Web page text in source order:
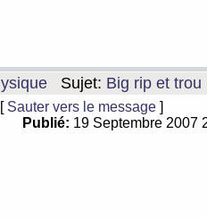
Sujet: Big rip et trou
[ Sauter vers le message ]
Publié: 19 Septembre 2007